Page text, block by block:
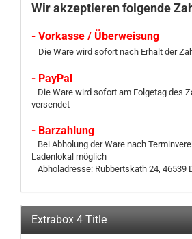
Wir akzeptieren folgende
- Vorkasse / Überweisung
Die Ware wird sofort nach Erhalt der
- PayPal
Die Ware wird sofort am Folgetag des
versendet
- Barzahlung
Bei Abholung der Ware nach
Ladenlokal möglich
Abholadresse: Rubbertskath 24, 46539
Extrabox 4 Title